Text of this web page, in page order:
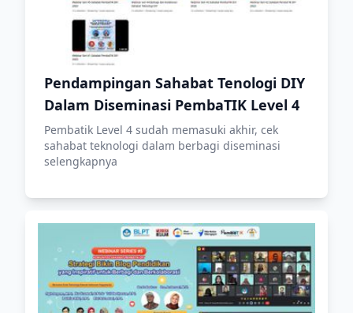
Pendampingan Sahabat Tenologi DIY
Dalam Diseminasi PembaTIK Level 4
Pembatik Level 4 sudah memasuki akhir, cek
sahabat teknologi dalam berbagi diseminasi
selengkapnya